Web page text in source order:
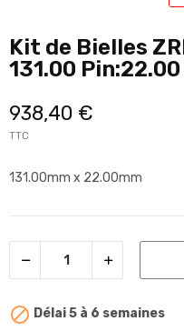
Kit de Bielles
131.00
938,40 €
TTC
131.00mm x 22.00mm
 Délai 5 à 6 semaines